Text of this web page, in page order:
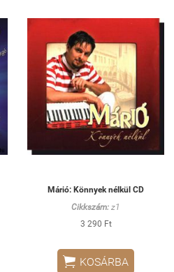
Márió: Könnyek nélkül CD
Cikkszám: z1
3 290 Ft
 KOSÁRBA